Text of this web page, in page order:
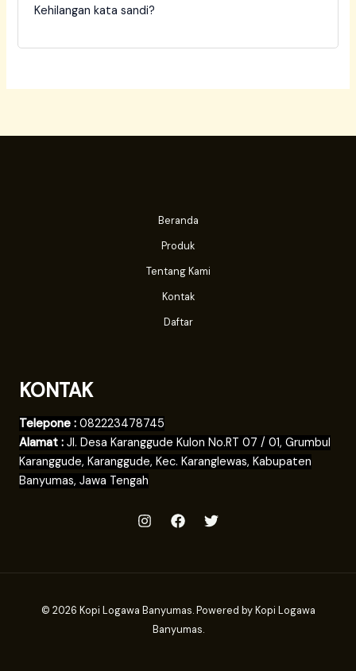
Kehilangan kata sandi?
Beranda
Produk
Tentang Kami
Kontak
Daftar
KONTAK
Telepone : 082223478745
Alamat : Jl. Desa Karanggude Kulon No.RT 07 / 01, Grumbul
Karanggude, Karanggude, Kec. Karanglewas, Kabupaten
Banyumas, Jawa Tengah
© 2026 Kopi Logawa Banyumas. Powered by Kopi Logawa
Banyumas.